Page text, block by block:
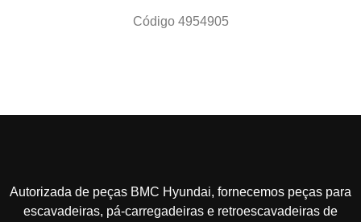
Código 4954905
Autorizada de peças BMC Hyundai, fornecemos peças para
escavadeiras, pá-carregadeiras e retroescavadeiras de